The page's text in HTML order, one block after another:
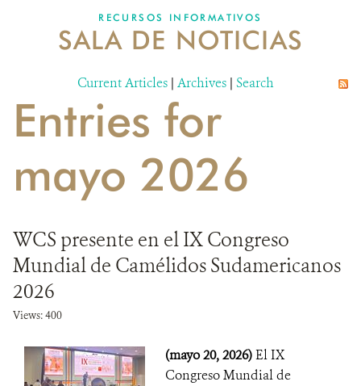
NOSOTROS
DONA
RECURSOS INFORMATIVOS
SALA DE NOTICIAS
Current Articles | Archives | Search
Entries for
mayo 2026
WCS presente en el IX Congreso
Mundial de Camélidos Sudamericanos
2026
Views: 400
(mayo 20, 2026)El IX
Congreso Mundial de